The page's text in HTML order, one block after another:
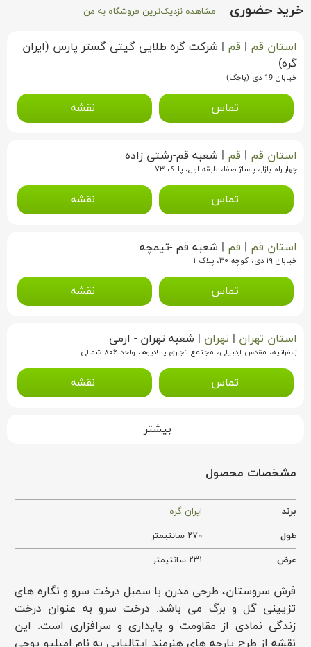
خرید حضوری مشاهده نزدیک‌ترین فروشگاه به من
استان قم | قم | شرکت گره طلایی گیتی گستر پارس (ایران
گره)
خیابان 19 دی (باجک)
تماس نقشه
استان قم | قم | شعبه قم-رشتی زاده
چهار راه بازار، پاساژ صفا، طبقه اول، پلاک ۷۳
تماس نقشه
استان قم | قم | شعبه قم -تیمچه
خیابان ۱۹ دی، کوچه ۳۰، پلاک ۱
تماس نقشه
استان تهران | تهران | شعبه تهران - ارمی
زعفرانیه، مقدس اردبیلی، مجتمع تجاری پالادیوم، واحد ۸۰۶ شمالی
تماس نقشه
بیشتر
مشخصات محصول
برند
ایران گره
طول
۲۷۰ سانتیمتر
عرض
۲۳۱ سانتیمتر
فرش سروستان، طرحی مدرن با سمبل درخت سرو و نگاره های
تزیینی گل و برگ می باشد. درخت سرو به عنوان درخت
زندگی نمادی از مقاومت و پایداری و سرافزاری است. این
نقشه از طرح پارچه های هنرمند ایتالیایی به نام امیلیو پوچی